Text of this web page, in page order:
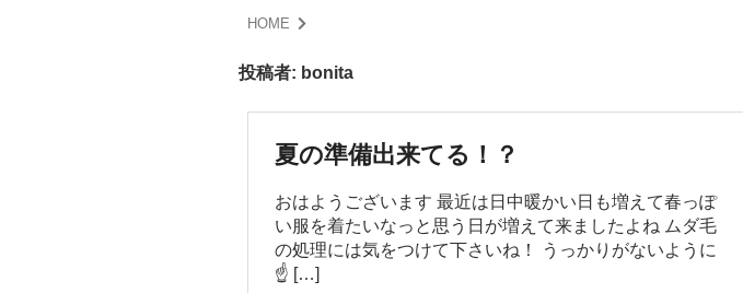
HOME
投稿者: bonita
夏の準備出来てる！？
おはようございます 最近は日中暖かい日も増えて春っぽ
い服を着たいなっと思う日が増えて来ましたよね ムダ毛
の処理には気をつけて下さいね！ うっかりがないように
☝️ […]